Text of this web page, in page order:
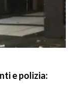
e polizia: